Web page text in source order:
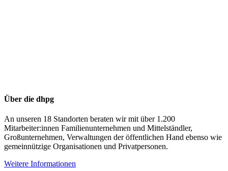
Über die dhpg
An unseren 18 Standorten beraten wir mit über 1.200
Mitarbeiter:innen Familienunternehmen und Mittelständler,
Großunternehmen, Verwaltungen der öffentlichen Hand ebenso wie
gemeinnützige Organisationen und Privatpersonen.
Weitere Informationen